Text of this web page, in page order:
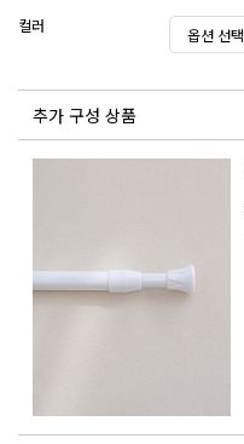
컬러
추가 구성 상품